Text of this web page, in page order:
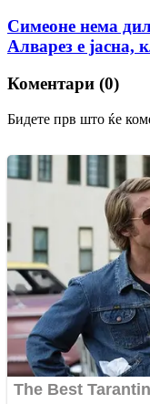
Симеоне нема
Алварез е јасна,
Коментари (0)
Бидете прв што ќе